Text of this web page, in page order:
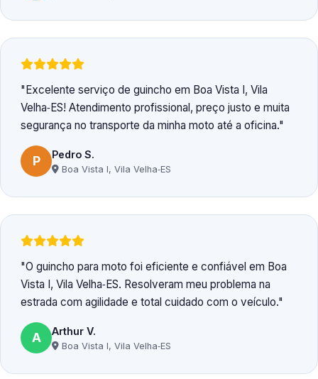
Excelente serviço de guincho em Boa Vista I, Vila
Velha‑ES! Atendimento profissional, preço justo e muita
segurança no transporte da minha moto até a oficina.
P Pedro S.
Boa Vista I, Vila Velha‑ES
O guincho para moto foi eficiente e confiável em Boa
Vista I, Vila Velha‑ES. Resolveram meu problema na
estrada com agilidade e total cuidado com o veículo.
A Arthur V.
Boa Vista I, Vila Velha‑ES